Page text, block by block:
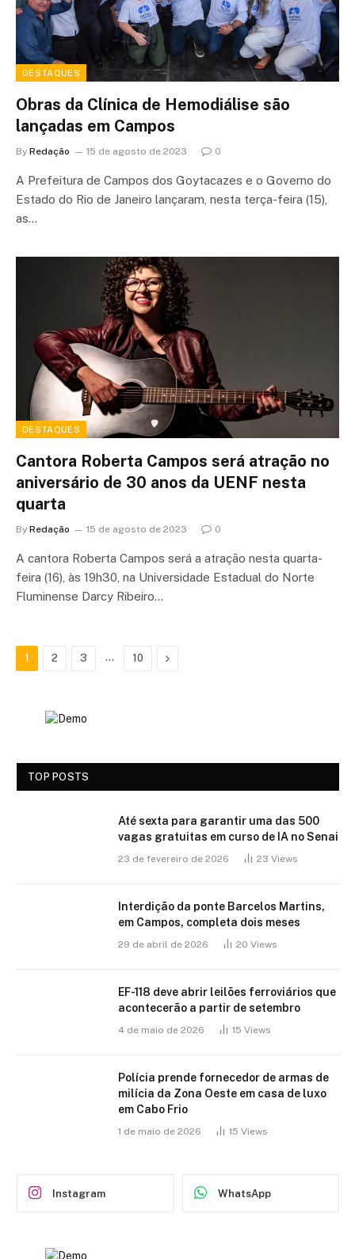
DESTAQUES
Obras da Clínica de Hemodiálise são
lançadas em Campos
By Redação 15 de agosto de 2023 0
A Prefeitura de Campos dos Goytacazes e o Governo do
Estado do Rio de Janeiro lançaram, nesta terça-feira (15),
as…
DESTAQUES
Cantora Roberta Campos será atração no
aniversário de 30 anos da UENF nesta
quarta
By Redação 15 de agosto de 2023 0
A cantora Roberta Campos será a atração nesta quarta-
feira (16), às 19h30, na Universidade Estadual do Norte
Fluminense Darcy Ribeiro…
1 2 3 … 10 Next
TOP POSTS
Até sexta para garantir uma das 500
vagas gratuitas em curso de IA no Senai
23 de fevereiro de 2026 23 Views
Interdição da ponte Barcelos Martins,
em Campos, completa dois meses
29 de abril de 2026 20 Views
EF-118 deve abrir leilões ferroviários que
acontecerão a partir de setembro
4 de maio de 2026 15 Views
Polícia prende fornecedor de armas de
milícia da Zona Oeste em casa de luxo
em Cabo Frio
1 de maio de 2026 15 Views
Instagram WhatsApp